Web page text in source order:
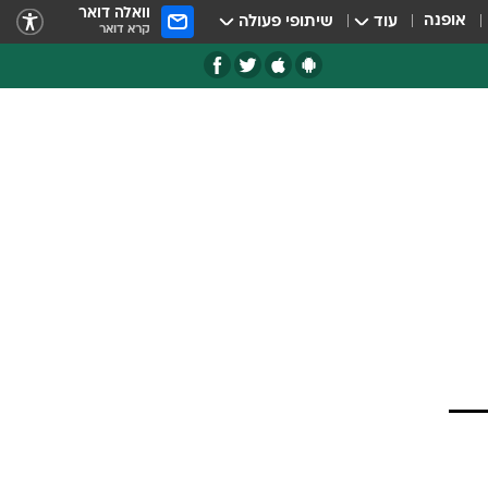
אופנה עוד שיתופי פעולה וואלה דואר
קרא דואר